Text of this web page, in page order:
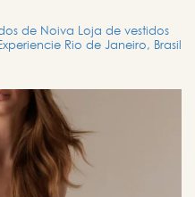
de Noiva Loja de vestidos
Rio de Janeiro, Brasil